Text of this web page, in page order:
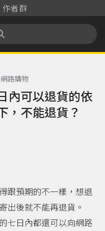
作者群
網路購物
內可以退貨的依
，不能退貨？
跟預期的不一樣，想退
出後就不能再退貨。
七日內都還可以向網路